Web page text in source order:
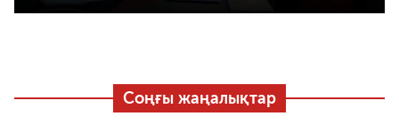
Соңғы жаңалықтар